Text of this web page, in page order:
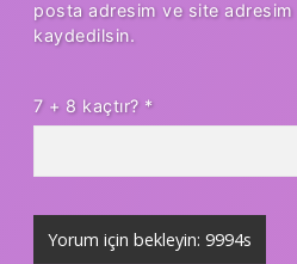
posta adresim ve site adresim
kaydedilsin.
7 + 8 kaçtır? *